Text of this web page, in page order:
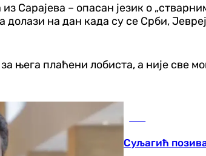
Сарајева – опасан језик о
долази на дан када су се Срби,
њега плаћени лобиста, а није све
Суљагић